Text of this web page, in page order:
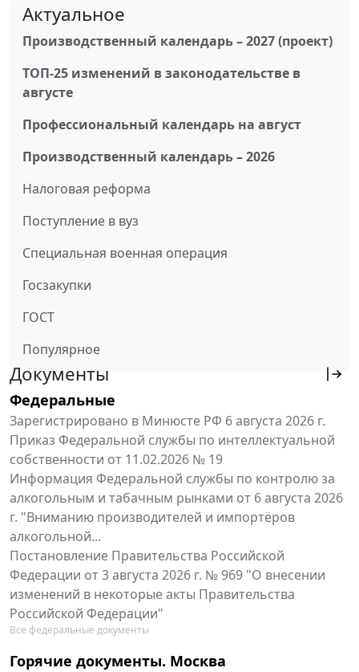
Актуальное
Производственный календарь – 2027 (проект)
ТОП-25 изменений в законодательстве в
августе
Профессиональный календарь на август
Производственный календарь – 2026
Налоговая реформа
Поступление в вуз
Специальная военная операция
Госзакупки
ГОСТ
Популярное
Документы
Федеральные
Зарегистрировано в Минюсте РФ 6 августа 2026 г.
Приказ Федеральной службы по интеллектуальной
собственности от 11.02.2026 № 19
Информация Федеральной службы по контролю за
алкогольным и табачным рынками от 6 августа 2026
г. "Вниманию производителей и импортёров
алкогольной...
Постановление Правительства Российской
Федерации от 3 августа 2026 г. № 969 "О внесении
изменений в некоторые акты Правительства
Российской Федерации"
Все федеральные документы
Горячие документы. Москва